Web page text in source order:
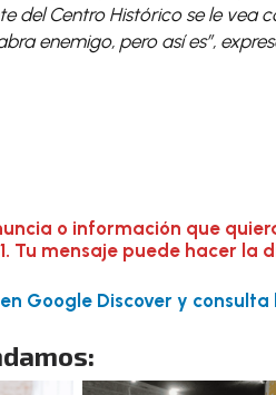
del Centro Histórico se le vea
enemigo, pero así es”,
o información que
Tu mensaje puede hacer la
Google Discover y